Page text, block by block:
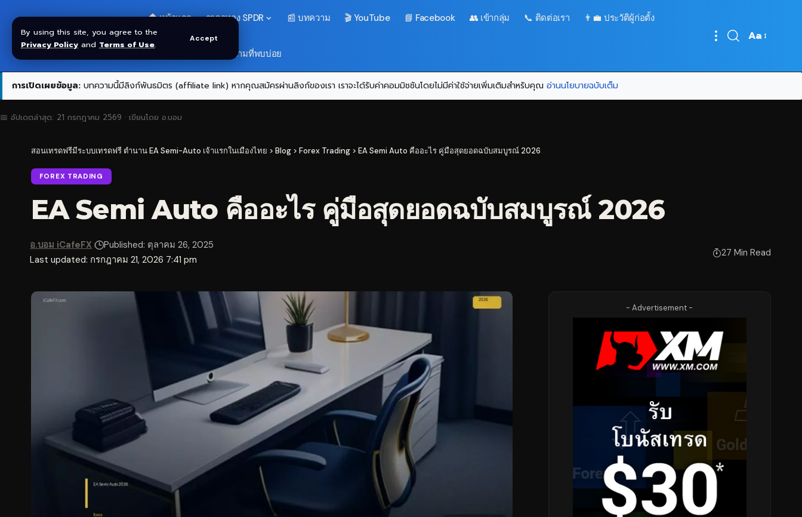
By using this site, you agree to the
Privacy Policy and Terms of Use.
Accept
🏠 หน้าแรก ราคาทอง SPDR 📰 บทความ 🎬 YouTube 📘 Facebook 👥 เข้ากลุ่ม 📞 ติดต่อเรา 👨‍💼 ประวัติผู้ก่อตั้ง
❓ คำถามที่พบบ่อย
Font
Aa
การเปิดเผยข้อมูล: บทความนี้มีลิงก์พันธมิตร (affiliate link) หากคุณสมัครผ่านลิงก์ของเรา เราจะได้รับค่าคอมมิชชันโดยไม่มีค่าใช้จ่ายเพิ่มเติมสำหรับคุณ อ่านนโยบายฉบับเต็ม
📅 อัปเดตล่าสุด: 21 กรกฎาคม 2569 · เขียนโดย อ.บอม
สอนเทรดฟรีมีระบบเทรดฟรี ตำนาน EA Semi-Auto เจ้าแรกในเมืองไทย > Blog > Forex Trading > EA Semi Auto คืออะไร คู่มือสุดยอดฉบับสมบูรณ์ 2026
FOREX TRADING
EA Semi Auto คืออะไร คู่มือสุดยอดฉบับสมบูรณ์ 2026
Last updated: กรกฎาคม 21, 2026 7:41 pm
อ.บอม iCafeFX Published: ตุลาคม 26, 2025
27 Min Read
- Advertisement -